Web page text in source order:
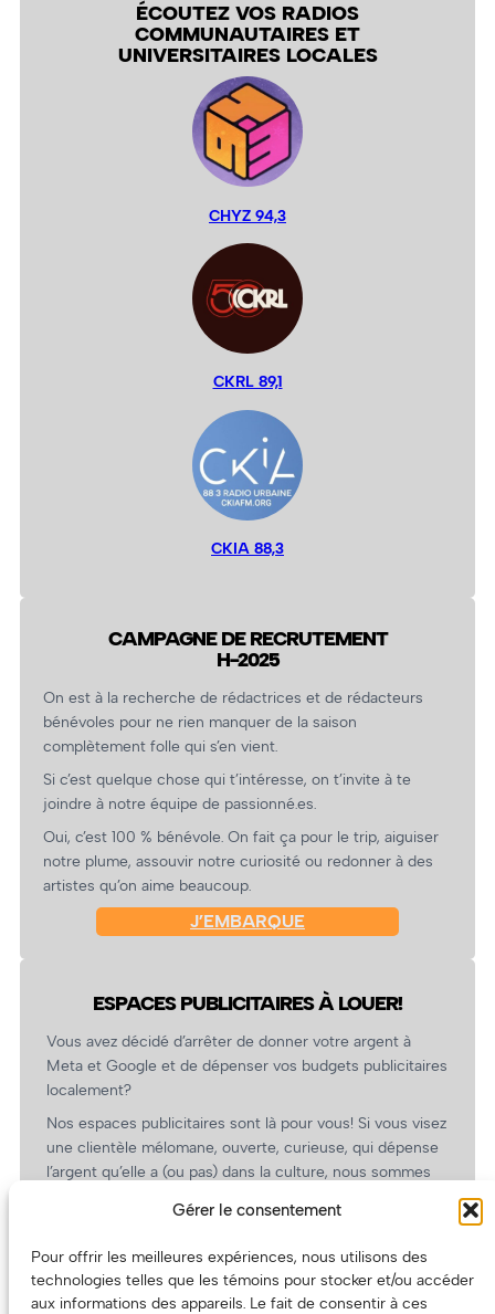
Gérer le consentement
Pour offrir les meilleures expériences, nous utilisons des
technologies telles que les témoins pour stocker et/ou accéder
aux informations des appareils. Le fait de consentir à ces
ÉCOUTEZ VOS RADIOS
COMMUNAUTAIRES ET
UNIVERSITAIRES LOCALES
CHYZ 94,3
CKRL 89,1
CKIA 88,3
CAMPAGNE DE RECRUTEMENT
H-2025
On est à la recherche de rédactrices et de rédacteurs
bénévoles pour ne rien manquer de la saison
complètement folle qui s’en vient.
Si c’est quelque chose qui t’intéresse, on t’invite à te
joindre à notre équipe de passionné.es.
Oui, c’est 100 % bénévole. On fait ça pour le trip, aiguiser
notre plume, assouvir notre curiosité ou redonner à des
artistes qu’on aime beaucoup.
J’EMBARQUE
ESPACES PUBLICITAIRES À LOUER!
Vous avez décidé d’arrêter de donner votre argent à
Meta et Google et de dépenser vos budgets publicitaires
localement?
Nos espaces publicitaires sont là pour vous! Si vous visez
une clientèle mélomane, ouverte, curieuse, qui dépense
l’argent qu’elle a (ou pas) dans la culture, nous sommes
revient.
(Oui, on va avoir des tarifs spéciaux pour vous, les